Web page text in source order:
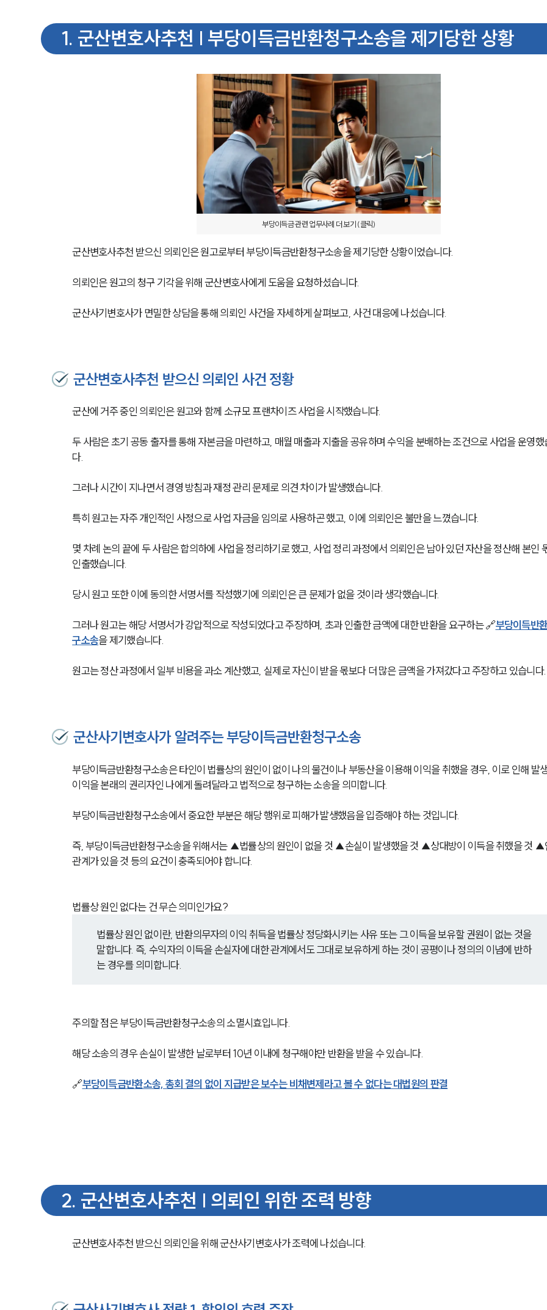
1. 군산변호사추천 | 부당이득금반환청구소송을 제기당한 상황
부당이득금 관련 업무사례 더 보기 (클릭)
군산변호사추천 받으신 의뢰인은 원고로부터 부당이득금반환청구소송을 제기당한 상황이었습니다.
의뢰인은 원고의 청구 기각을 위해 군산변호사에게 도움을 요청하셨습니다.
군산사기변호사가 면밀한 상담을 통해 의뢰인 사건을 자세하게 살펴보고, 사건 대응에 나섰습니다.
군산변호사추천 받으신 의뢰인 사건 정황
군산에 거주 중인 의뢰인은 원고와 함께 소규모 프랜차이즈 사업을 시작했습니다.
두 사람은 초기 공동 출자를 통해 자본금을 마련하고, 매월 매출과 지출을 공유하며 수익을 분배하는 조건으로 사업을 운영했
다.
그러나 시간이 지나면서 경영 방침과 재정 관리 문제로 의견 차이가 발생했습니다.
특히 원고는 자주 개인적인 사정으로 사업 자금을 임의로 사용하곤 했고, 이에 의뢰인은 불만을 느꼈습니다.
몇 차례 논의 끝에 두 사람은 합의하에 사업을 정리하기로 했고, 사업 정리 과정에서 의뢰인은 남아 있던 자산을 정산해 본인
인출했습니다.
당시 원고 또한 이에 동의한 서명서를 작성했기에 의뢰인은 큰 문제가 없을 것이라 생각했습니다.
그러나 원고는 해당 서명서가 강압적으로 작성되었다고 주장하며, 초과 인출한 금액에 대한 반환을 요구하는 🔗부당이득반
구소송을 제기했습니다.
원고는 정산 과정에서 일부 비용을 과소 계산했고, 실제로 자신이 받을 몫보다 더 많은 금액을 가져갔다고 주장하고 있습니다.
군산사기변호사가 알려주는 부당이득금반환청구소송
부당이득금반환청구소송은 타인이 법률상의 원인이 없이 나의 물건이나 부동산을 이용해 이익을 취했을 경우, 이로 인해 발
이익을 본래의 권리자인 나에게 돌려달라고 법적으로 청구하는 소송을 의미합니다.
부당이득금반환청구소송에서 중요한 부분은 해당 행위로 피해가 발생했음을 입증해야 하는 것입니다.
즉, 부당이득금반환청구소송을 위해서는 ▲법률상의 원인이 없을 것 ▲손실이 발생했을 것 ▲상대방이 이득을 취했을 것 ▲
관계가 있을 것 등의 요건이 충족되어야 합니다.
법률상 원인 없다는 건 무슨 의미인가요?
법률상 원인 없이란, 반환의무자의 이익 취득을 법률상 정당화시키는 사유 또는 그 이득을 보유할 권원이 없는 것을
말합니다. 즉, 수익자의 이득을 손실자에 대한 관계에서도 그대로 보유하게 하는 것이 공평이나 정의의 이념에 반하
는 경우를 의미합니다.
주의할 점은 부당이득금반환청구소송의 소멸시효입니다.
해당 소송의 경우 손실이 발생한 날로부터 10년 이내에 청구해야만 반환을 받을 수 있습니다.
🔗부당이득금반환소송, 총회 결의 없이 지급받은 보수는 비채변제라고 볼 수 없다는 대법원의 판결
2. 군산변호사추천 | 의뢰인 위한 조력 방향
군산변호사추천 받으신 의뢰인을 위해 군산사기변호사가 조력에 나섰습니다.